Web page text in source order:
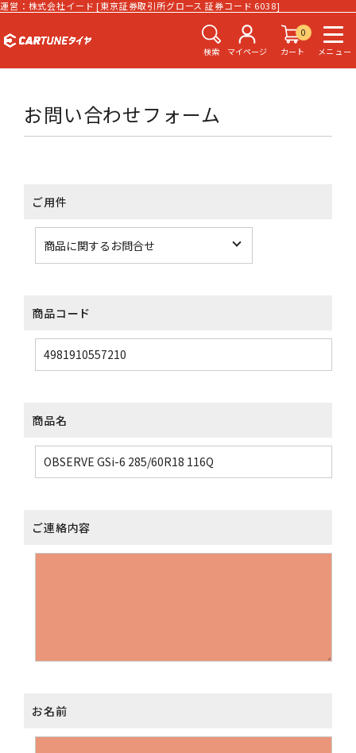
運営：株式会社イード [東京証券取引所グロース 証券コード 6038]
検索 マイページ
0
カート
メニュー
お問い合わせフォーム
ご用件
商品コード
商品名
ご連絡内容
お名前